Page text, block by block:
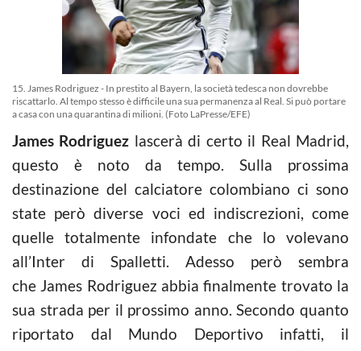
15. James Rodriguez - In prestito al Bayern, la società tedesca non dovrebbe
riscattarlo. Al tempo stesso è difficile una sua permanenza al Real. Si può portare
a casa con una quarantina di milioni. (Foto LaPresse/EFE)
James Rodriguez lascerà di certo il Real Madrid,
questo è noto da tempo. Sulla prossima
destinazione del calciatore colombiano ci sono
state però diverse voci ed indiscrezioni, come
quelle totalmente infondate che lo volevano
all’Inter di Spalletti. Adesso però sembra
che James Rodriguez abbia finalmente trovato la
sua strada per il prossimo anno. Secondo quanto
riportato dal Mundo Deportivo infatti, il